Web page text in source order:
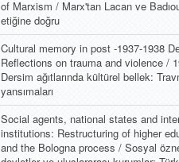
of Marxism / Marx'tan Lacan ve
etiğine doğru
Cultural memory in post -1937-1938
Reflections on trauma and violence /
Dersim ağıtlarında kültürel bellek:
yansımaları
Social agents, national states and
institutions: Restructuring of higher
and the Bologna process / Sosyal